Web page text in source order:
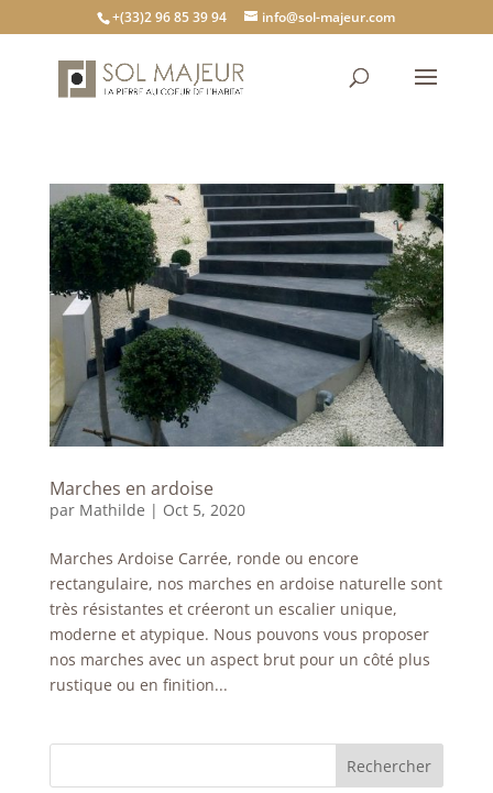
+(33)2 96 85 39 94 info@sol-majeur.com
Marches en ardoise
par Mathilde | Oct 5, 2020
Marches Ardoise Carrée, ronde ou encore
rectangulaire, nos marches en ardoise naturelle sont
très résistantes et créeront un escalier unique,
moderne et atypique. Nous pouvons vous proposer
nos marches avec un aspect brut pour un côté plus
rustique ou en finition...